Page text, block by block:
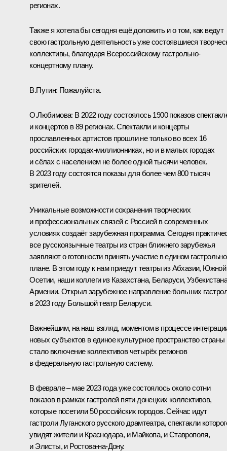
регионах.
Также я хотела бы сегодня ещё доложить и о том, как ведут
свою гастрольную деятельность уже состоявшиеся
коллективы, благодаря Всероссийскому гастрольно-
концертному плану.
В.Путин: Пожалуйста.
О.Любимова: В 2022 году состоялось 1900 показов
и концертов в 89 регионах. Спектакли и концерты
прославленных артистов прошли не только во всех 16
российских городах-миллионниках, но и в малых городах
и сёлах с населением не более одной тысячи человек.
В 2023 году состоятся показы для более чем 800 тысяч
зрителей.
Уникальные возможности сохранения творческих
и профессиональных связей с Россией в современных
условиях создаёт зарубежная программа. Сегодня
все русскоязычные театры из стран ближнего зарубежья
заявляют о готовности принять участие в едином
плане. В этом году к нам приедут театры из Абхазии, Южной
Осетии, наши коллеги из Казахстана, Беларуси,
Армении. Открыл зарубежное направление больших
в 2023 году Большой театр Беларуси.
Важнейшим, на наш взгляд, моментом в процессе
новых субъектов в единое культурное пространство страны
стало включение коллективов четырёх регионов
в федеральную гастрольную систему.
В феврале – мае 2023 года уже состоялось около сотни
показов в рамках гастролей пяти донецких коллективов,
которые посетили 50 российских городов. Сейчас идут
гастроли Луганского русского драмтеатра, спектакли
увидят жители и Краснодара, и Майкопа, и Ставрополя,
и Элисты, и Ростова-на-Дону.